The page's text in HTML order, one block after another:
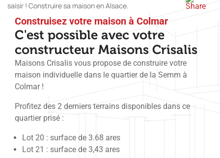
saisir ! Construire sa maison en Alsace.
Construisez votre maison à Colmar
C'est possible avec votre
constructeur Maisons Crisalis
Maisons Crisalis vous propose de construire votre
maison individuelle dans le quartier de la Semm à
Colmar !
Profitez des 2 derniers terrains disponibles dans ce
quartier prisé :
Lot 20 : surface de 3.68 ares
Lot 21 : surface de 3,43 ares